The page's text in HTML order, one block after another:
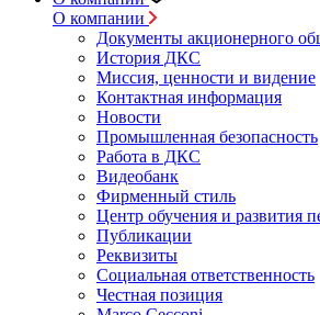
О компании
Документы акционерного
История ДКС
Миссия, ценности и видение
Контактная информация
Новости
Промышленная безопасность
Работа в ДКС
Видеобанк
Фирменный стиль
Центр обучения и развития
Публикации
Реквизиты
Социальная ответственность
Честная позиция